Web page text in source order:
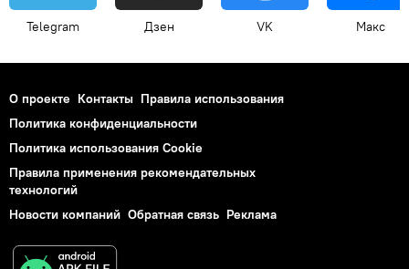
Telegram Дзен VK Макс
О проекте Контакты Правила использования
Политика конфиденциальности
Политика использования Cookie
Правила применения рекомендательных
технологий
Новости компаний Обратная связь Реклама